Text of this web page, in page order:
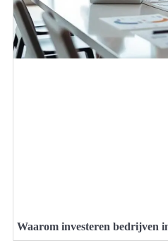
Waarom investeren bedrijven